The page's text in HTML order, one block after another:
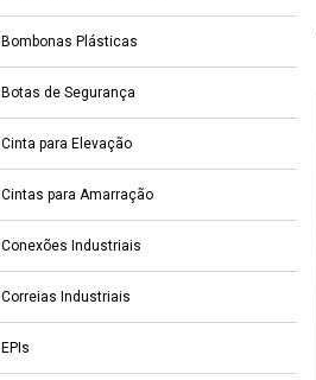
Bombonas Plásticas
Botas de Segurança
Cinta para Elevação
Cintas para Amarração
Conexões Industriais
Correias Industriais
EPIs